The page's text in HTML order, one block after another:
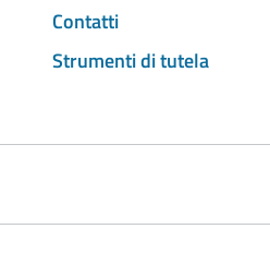
Contatti
Strumenti di tutela